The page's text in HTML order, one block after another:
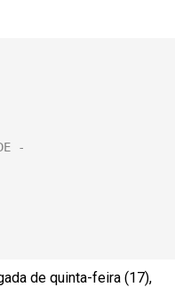
de quinta-feira (17),